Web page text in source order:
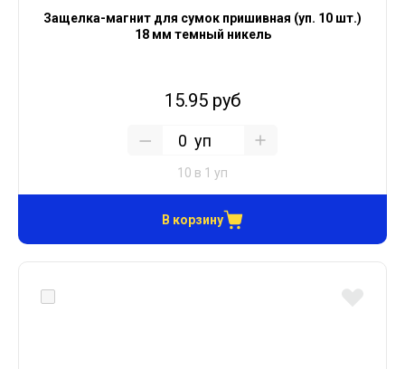
Защелка-магнит для сумок пришивная (уп. 10 шт.)
18 мм темный никель
15.95 руб
уп
10 в 1 уп
В корзину